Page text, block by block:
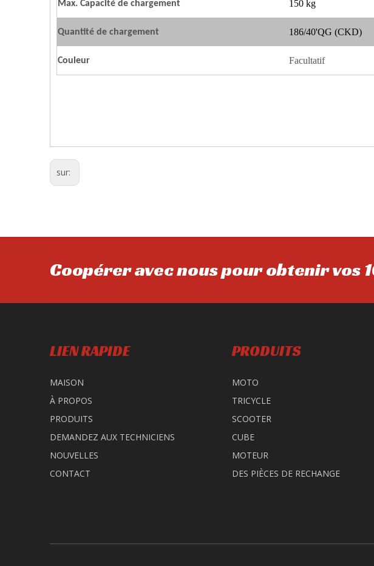
Max. Capacité de chargement 150 kg
Quantité de chargement 186/40'QG (CKD)
Couleur Facultatif
sur:
Coopérer avec nous pour obtenir vos
LIEN RAPIDE
MAISON
À PROPOS
PRODUITS
DEMANDEZ AUX TECHNICIENS
NOUVELLES
CONTACT
PRODUITS
MOTO
TRICYCLE
SCOOTER
CUBE
MOTEUR
DES PIÈCES DE RECHANGE